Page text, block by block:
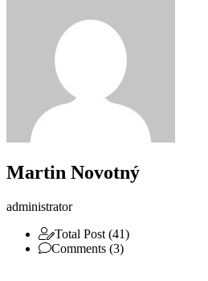
Martin Novotný
administrator
Total Post (41)
Comments (3)